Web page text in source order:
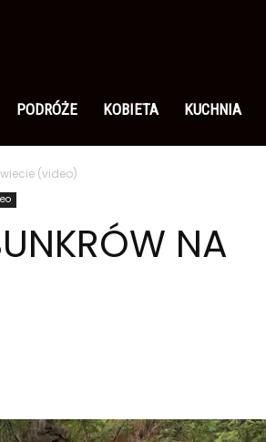
PODRÓŻE KOBIETA KUCHNIA
(video)
NA